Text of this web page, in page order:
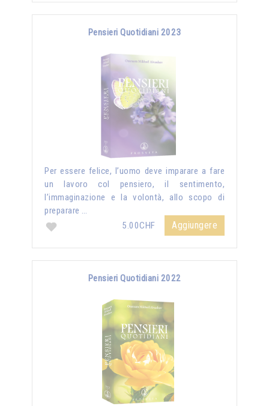
Pensieri Quotidiani 2023
Per essere felice, l’uomo deve imparare a fare
un lavoro col pensiero, il sentimento,
l’immaginazione e la volontà, allo scopo di
preparare …
5.00CHF
Aggiungere
Pensieri Quotidiani 2022